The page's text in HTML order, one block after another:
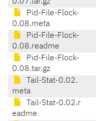
Pid-File-Flock-
0.08.meta
Pid-File-Flock-
0.08.readme
Pid-File-Flock-
0.08.tar.gz
Tail-Stat-0.02.
meta
Tail-Stat-0.02.r
eadme